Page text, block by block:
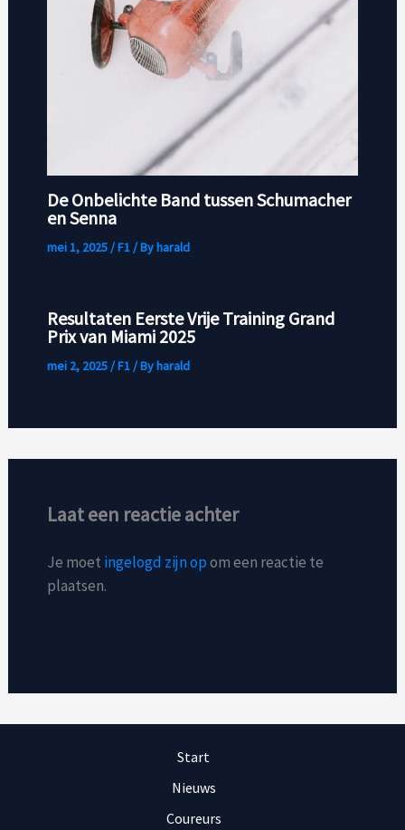
De Onbelichte Band tussen Schumacher
en Senna
mei 1, 2025/F1/ Byharald
Resultaten Eerste Vrije Training Grand
Prix van Miami 2025
mei 2, 2025/F1/ Byharald
Laat een reactie achter
Je moet ingelogd zijn opom een reactie te
plaatsen.
Start
Nieuws
Coureurs